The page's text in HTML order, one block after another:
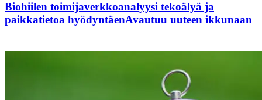
Biohiilen toimijaverkkoanalyysi tekoälyä ja
paikkatietoa hyödyntäenAvautuu uuteen ikkunaan